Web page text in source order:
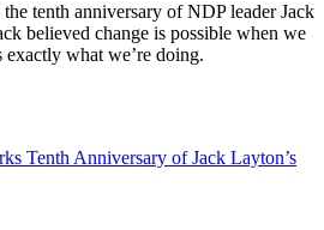
tenth anniversary of NDP leader Jack
believed change is possible when we
exactly what we’re doing.
Tenth Anniversary of Jack Layton’s